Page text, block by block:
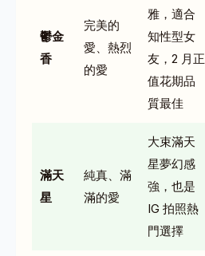
鬱金
香
完美的
愛、熱烈
的愛
雅，適合
知性型女
友，2 月正
值花期品
質最佳
滿天
星
純真、滿
滿的愛
大束滿天
星夢幻感
強，也是
IG 拍照熱
門選擇